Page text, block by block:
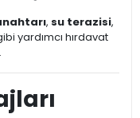
, su terazisi,
yardımcı hırdavat